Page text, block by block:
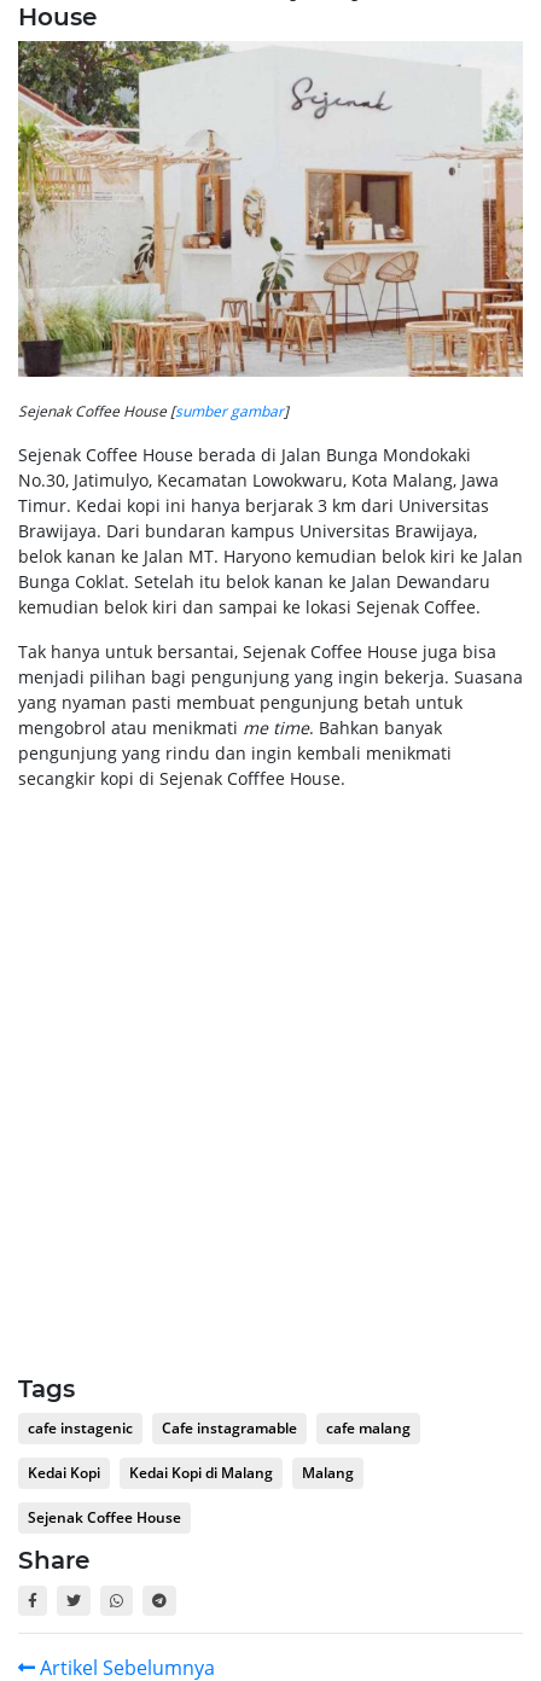
House
Sejenak Coffee House [sumber gambar]
Sejenak Coffee House berada di Jalan Bunga Mondokaki
No.30, Jatimulyo, Kecamatan Lowokwaru, Kota Malang, Jawa
Timur. Kedai kopi ini hanya berjarak 3 km dari Universitas
Brawijaya. Dari bundaran kampus Universitas Brawijaya,
belok kanan ke Jalan MT. Haryono kemudian belok kiri ke Jalan
Bunga Coklat. Setelah itu belok kanan ke Jalan Dewandaru
kemudian belok kiri dan sampai ke lokasi Sejenak Coffee.
Tak hanya untuk bersantai, Sejenak Coffee House juga bisa
menjadi pilihan bagi pengunjung yang ingin bekerja. Suasana
yang nyaman pasti membuat pengunjung betah untuk
mengobrol atau menikmati me time. Bahkan banyak
pengunjung yang rindu dan ingin kembali menikmati
secangkir kopi di Sejenak Cofffee House.
Tags
cafe instagenic Cafe instagramable cafe malang
Kedai Kopi Kedai Kopi di Malang Malang
Sejenak Coffee House
Share
Artikel Sebelumnya